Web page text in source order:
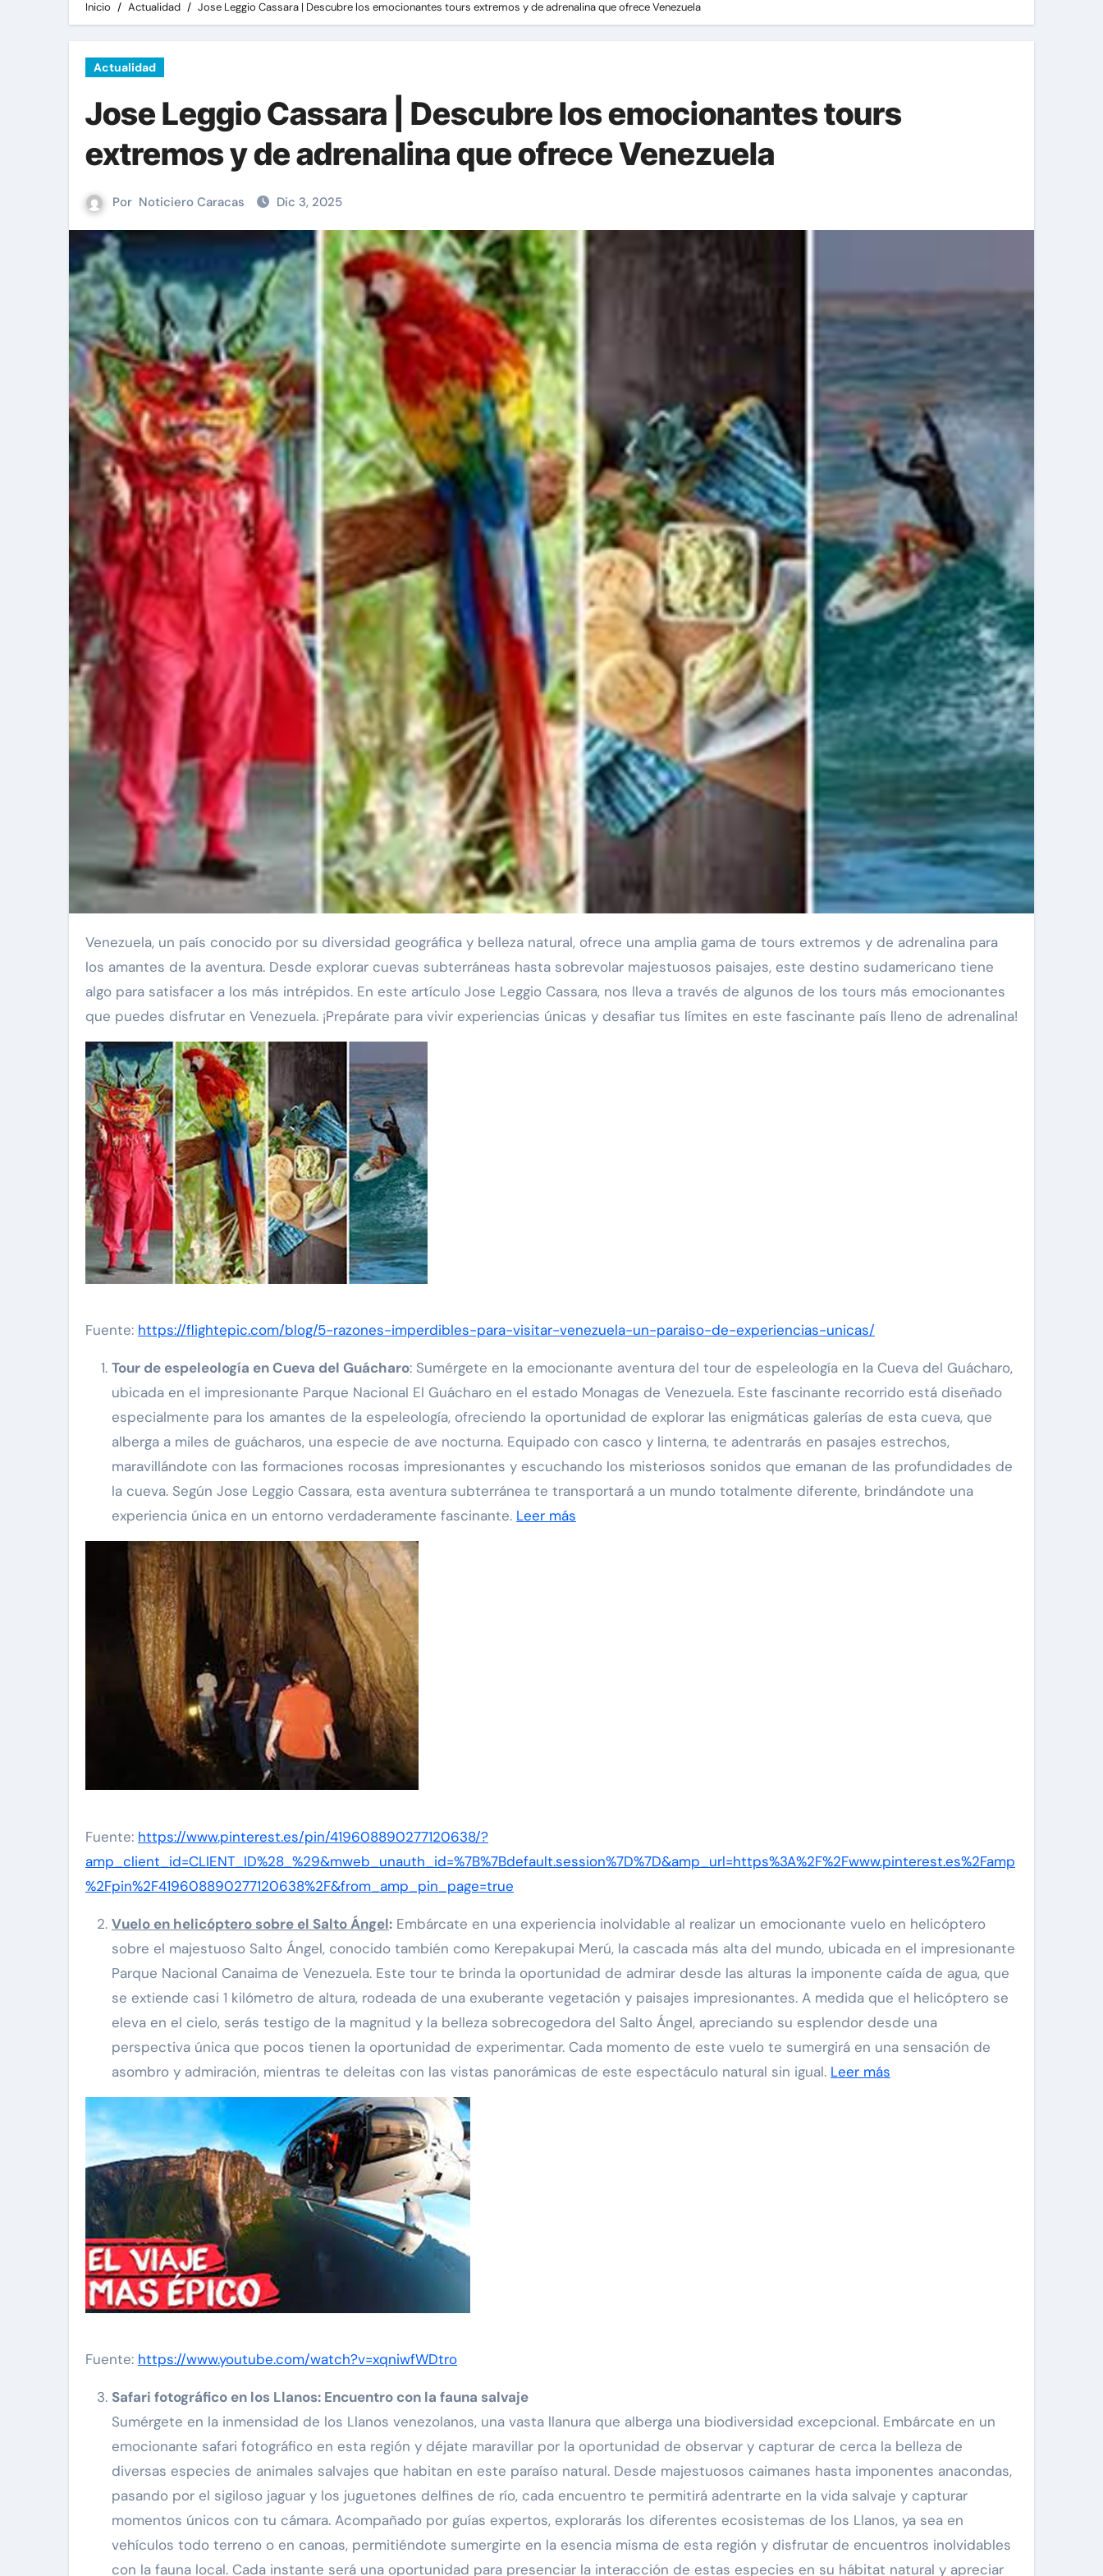
Inicio Actualidad Jose Leggio Cassara | Descubre los emocionantes tours extremos y de adrenalina que ofrece Venezuela
Actualidad
Jose Leggio Cassara | Descubre los emocionantes tours
extremos y de adrenalina que ofrece Venezuela
Por Noticiero Caracas Dic 3, 2025
Venezuela, un país conocido por su diversidad geográfica y belleza natural, ofrece una amplia gama de tours extremos y de adrenalina para
los amantes de la aventura. Desde explorar cuevas subterráneas hasta sobrevolar majestuosos paisajes, este destino sudamericano tiene
algo para satisfacer a los más intrépidos. En este artículo Jose Leggio Cassara, nos lleva a través de algunos de los tours más emocionantes
que puedes disfrutar en Venezuela. ¡Prepárate para vivir experiencias únicas y desafiar tus límites en este fascinante país lleno de adrenalina!
Fuente: https://flightepic.com/blog/5-razones-imperdibles-para-visitar-venezuela-un-paraiso-de-experiencias-unicas/
Tour de espeleología en Cueva del Guácharo: Sumérgete en la emocionante aventura del tour de espeleología en la Cueva del Guácharo,
ubicada en el impresionante Parque Nacional El Guácharo en el estado Monagas de Venezuela. Este fascinante recorrido está diseñado
especialmente para los amantes de la espeleología, ofreciendo la oportunidad de explorar las enigmáticas galerías de esta cueva, que
alberga a miles de guácharos, una especie de ave nocturna. Equipado con casco y linterna, te adentrarás en pasajes estrechos,
maravillándote con las formaciones rocosas impresionantes y escuchando los misteriosos sonidos que emanan de las profundidades de
la cueva. Según Jose Leggio Cassara, esta aventura subterránea te transportará a un mundo totalmente diferente, brindándote una
experiencia única en un entorno verdaderamente fascinante. Leer más
Fuente: https://www.pinterest.es/pin/419608890277120638/?
amp_client_id=CLIENT_ID%28_%29&mweb_unauth_id=%7B%7Bdefault.session%7D%7D&amp_url=https%3A%2F%2Fwww.pinterest.es%2Famp
%2Fpin%2F419608890277120638%2F&from_amp_pin_page=true
Vuelo en helicóptero sobre el Salto Ángel: Embárcate en una experiencia inolvidable al realizar un emocionante vuelo en helicóptero
sobre el majestuoso Salto Ángel, conocido también como Kerepakupai Merú, la cascada más alta del mundo, ubicada en el impresionante
Parque Nacional Canaima de Venezuela. Este tour te brinda la oportunidad de admirar desde las alturas la imponente caída de agua, que
se extiende casi 1 kilómetro de altura, rodeada de una exuberante vegetación y paisajes impresionantes. A medida que el helicóptero se
eleva en el cielo, serás testigo de la magnitud y la belleza sobrecogedora del Salto Ángel, apreciando su esplendor desde una
perspectiva única que pocos tienen la oportunidad de experimentar. Cada momento de este vuelo te sumergirá en una sensación de
asombro y admiración, mientras te deleitas con las vistas panorámicas de este espectáculo natural sin igual. Leer más
Fuente: https://www.youtube.com/watch?v=xqniwfWDtro
Safari fotográfico en los Llanos: Encuentro con la fauna salvaje
Sumérgete en la inmensidad de los Llanos venezolanos, una vasta llanura que alberga una biodiversidad excepcional. Embárcate en un
emocionante safari fotográfico en esta región y déjate maravillar por la oportunidad de observar y capturar de cerca la belleza de
diversas especies de animales salvajes que habitan en este paraíso natural. Desde majestuosos caimanes hasta imponentes anacondas,
pasando por el sigiloso jaguar y los juguetones delfines de río, cada encuentro te permitirá adentrarte en la vida salvaje y capturar
momentos únicos con tu cámara. Acompañado por guías expertos, explorarás los diferentes ecosistemas de los Llanos, ya sea en
vehículos todo terreno o en canoas, permitiéndote sumergirte en la esencia misma de esta región y disfrutar de encuentros inolvidables
con la fauna local. Cada instante será una oportunidad para presenciar la interacción de estas especies en su hábitat natural y apreciar